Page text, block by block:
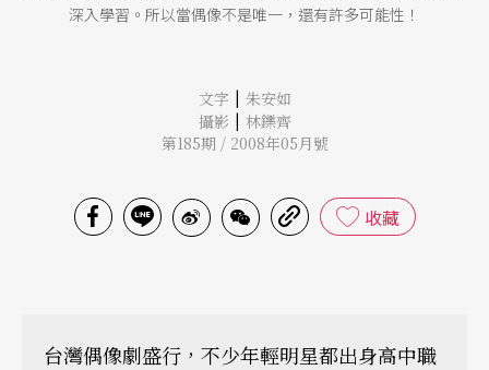
深入學習。所以當偶像不是唯一，還有許多可能性！
文字 | 朱安如
攝影 | 林鑠齊
第185期 / 2008年05月號
收藏
台灣偶像劇盛行，不少年輕明星都出身高中職